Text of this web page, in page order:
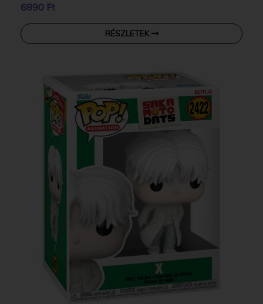
6890 Ft
RÉSZLETEK